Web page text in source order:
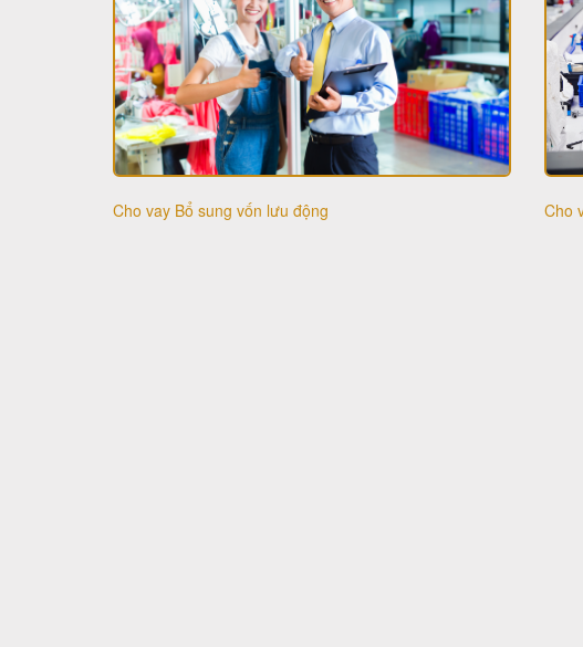
Cho vay Bổ sung vốn lưu động Cho